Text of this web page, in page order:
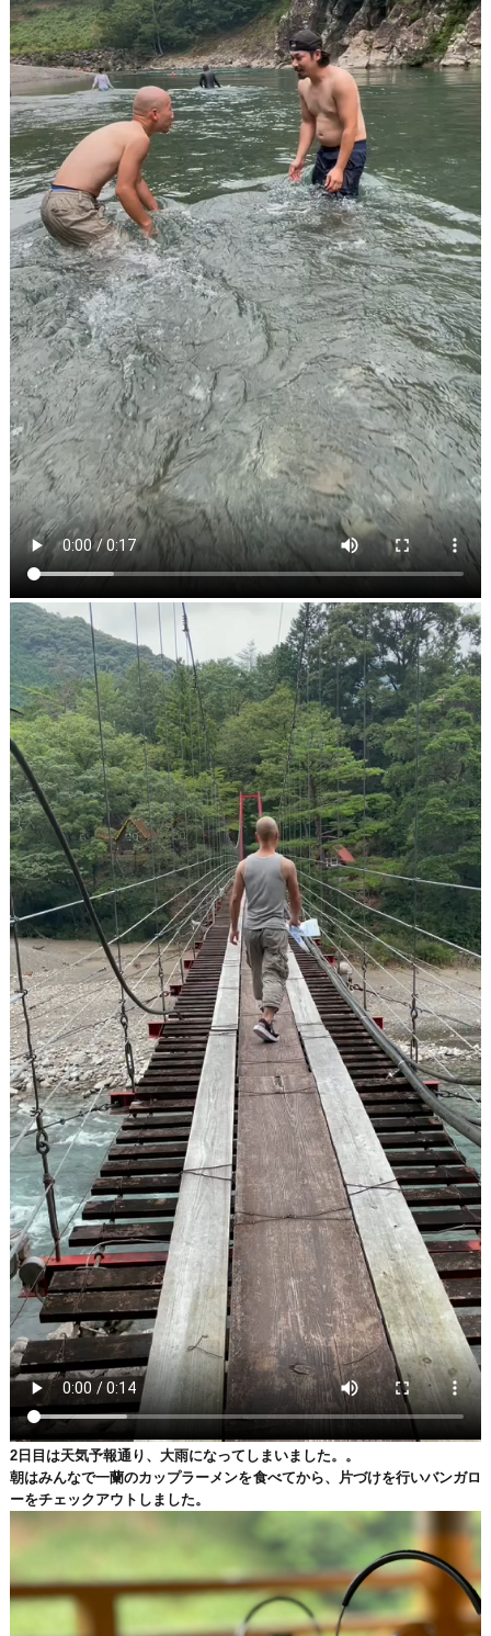
2日目は天気予報通り、大雨になってしまいました。。
朝はみんなで一蘭のカップラーメンを食べてから、片づけを行いバンガロ
ーをチェックアウトしました。